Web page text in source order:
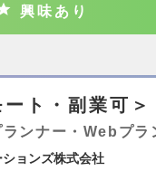
興味あり
ート・副業可
ンナー・Webプラ
ョンズ株式会社